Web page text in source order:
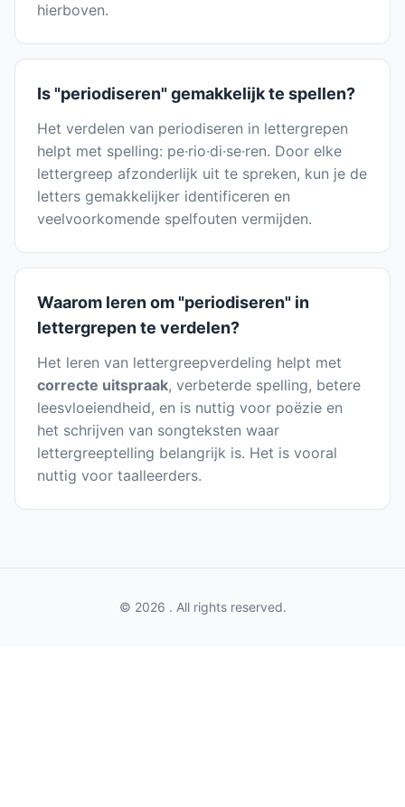
hierboven.
Is "periodiseren" gemakkelijk te spellen?
Het verdelen van periodiseren in lettergrepen
helpt met spelling: pe·rio·di·se·ren. Door elke
lettergreep afzonderlijk uit te spreken, kun je de
letters gemakkelijker identificeren en
veelvoorkomende spelfouten vermijden.
Waarom leren om "periodiseren" in
lettergrepen te verdelen?
Het leren van lettergreepverdeling helpt met
correcte uitspraak, verbeterde spelling, betere
leesvloeiendheid, en is nuttig voor poëzie en
het schrijven van songteksten waar
lettergreeptelling belangrijk is. Het is vooral
nuttig voor taalleerders.
© 2026 . All rights reserved.